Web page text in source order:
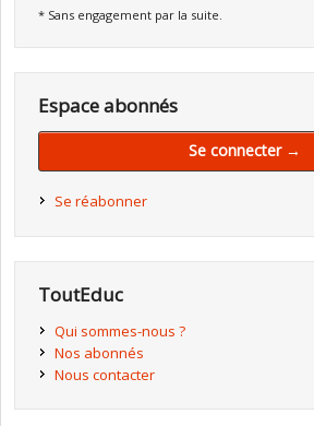
* Sans engagement par la suite.
Espace abonnés
Se connecter →
Se réabonner
ToutEduc
Qui sommes-nous ?
Nos abonnés
Nous contacter